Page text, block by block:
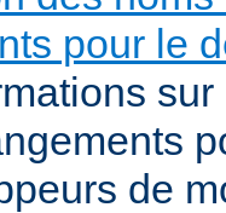
pour le
de